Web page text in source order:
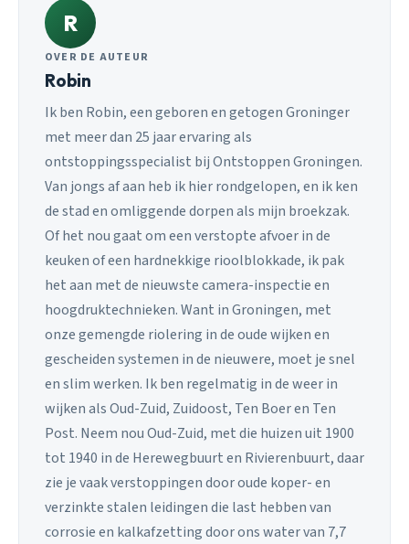
R
OVER DE AUTEUR
Robin
Ik ben Robin, een geboren en getogen Groninger
met meer dan 25 jaar ervaring als
ontstoppingsspecialist bij Ontstoppen Groningen.
Van jongs af aan heb ik hier rondgelopen, en ik ken
de stad en omliggende dorpen als mijn broekzak.
Of het nou gaat om een verstopte afvoer in de
keuken of een hardnekkige rioolblokkade, ik pak
het aan met de nieuwste camera-inspectie en
hoogdruktechnieken. Want in Groningen, met
onze gemengde riolering in de oude wijken en
gescheiden systemen in de nieuwere, moet je snel
en slim werken. Ik ben regelmatig in de weer in
wijken als Oud-Zuid, Zuidoost, Ten Boer en Ten
Post. Neem nou Oud-Zuid, met die huizen uit 1900
tot 1940 in de Herewegbuurt en Rivierenbuurt, daar
zie je vaak verstoppingen door oude koper- en
verzinkte stalen leidingen die last hebben van
corrosie en kalkafzetting door ons water van 7,7